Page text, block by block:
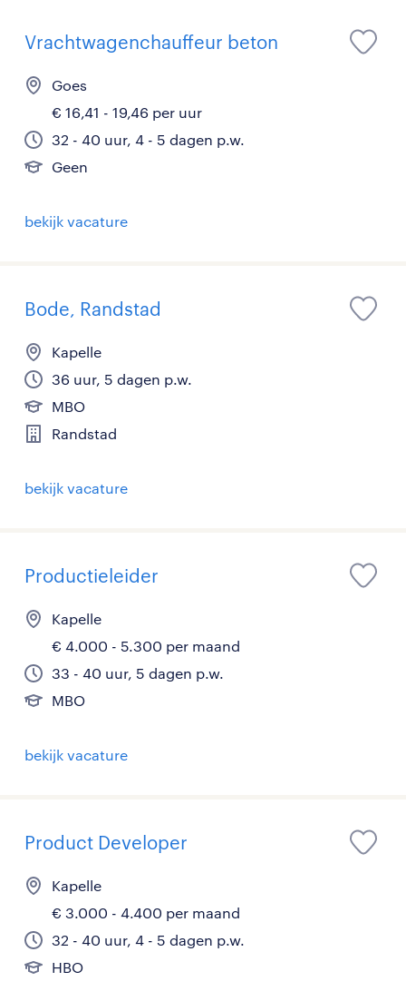
Vrachtwagenchauffeur beton
Goes
€ 16,41 - 19,46 per uur
32 - 40 uur, 4 - 5 dagen p.w.
Geen
bekijk vacature
Bode, Randstad
Kapelle
36 uur, 5 dagen p.w.
MBO
Randstad
bekijk vacature
Productieleider
Kapelle
€ 4.000 - 5.300 per maand
33 - 40 uur, 5 dagen p.w.
MBO
bekijk vacature
Product Developer
Kapelle
€ 3.000 - 4.400 per maand
32 - 40 uur, 4 - 5 dagen p.w.
HBO